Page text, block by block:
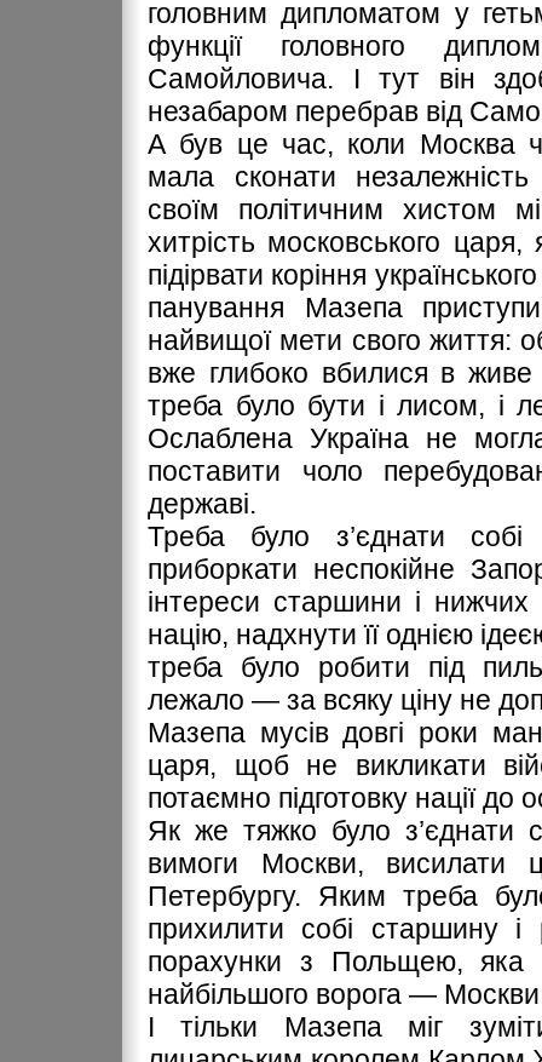
головним дипломатом у
функції головного
Самойловича. І тут він
незабаром перебрав від
А був це час, коли Москва
мала сконати
своїм політичним хистом
хитрість московського
підірвати коріння
панування Мазепа
найвищої мети свого життя:
вже глибоко вбилися в живе
треба було бути і лисом, і
Ослаблена Україна не
поставити чоло
державі.
Треба було з’єднати
приборкати неспокійне
інтереси старшини і
націю, надхнути її однією
треба було робити під
лежало — за всяку ціну не
Мазепа мусів довгі роки
царя, щоб не викликати
потаємно підготовку нації до
Як же тяжко було з’єднати
вимоги Москви, висилати
Петербургу. Яким треба
прихилити собі старшину і
порахунки з Польщею, яка
найбільшого ворога —
І тільки Мазепа міг